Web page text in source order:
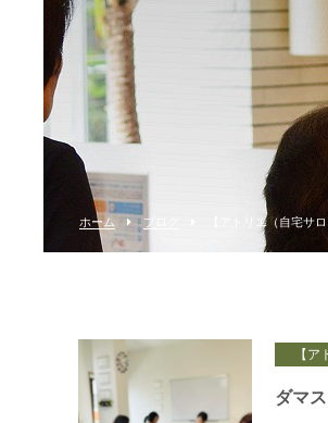
ホーム ブログ 【アトリエ（自宅サ
【
ダマ